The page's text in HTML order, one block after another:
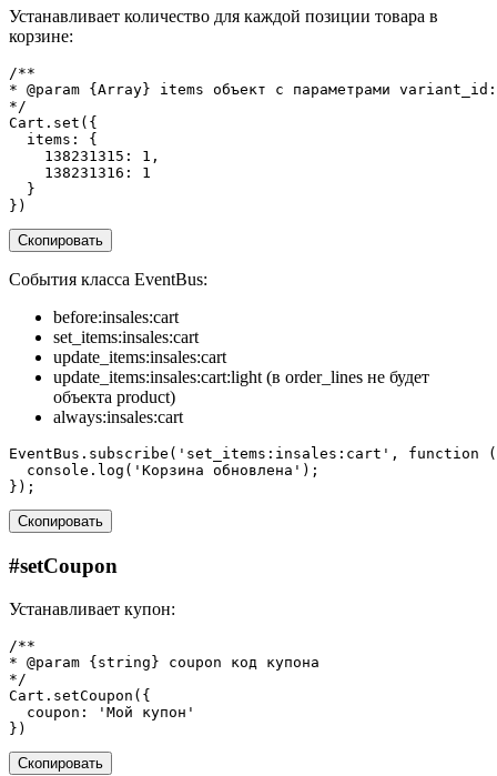
Устанавливает количество для каждой позиции товара в
корзине:
/**
* @param {Array} items объект с параметрами
*/
Cart . set ({
items :
{
138231315 : 1 ,
138231316 :
1
}
})
Скопировать
События класса EventBus:
before:insales:cart
set_items:insales:cart
update_items:insales:cart
update_items:insales:cart:light (в order_lines не будет
объекта product)
always:insales:cart
EventBus . subscribe ( 'set_items:insales:cart' , function
(
console . log ( 'Корзина обновлена' );
});
Скопировать
#setCoupon
Устанавливает купон:
/**
* @param {string} coupon код купона
*/
Cart . setCoupon ({
coupon :
'Мой купон'
})
Скопировать